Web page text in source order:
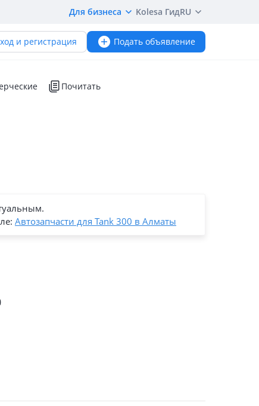
Для бизнеса Kolesa ГидRU
и регистрация Подать объявление
Почитать
Автозапчасти для Tank 300 в Алматы